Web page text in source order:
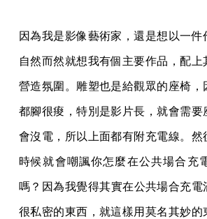
因為我是影像藝術家，還是想以一件
自然而然就想我有個主要作品，配上
營造氛圍。雕塑也是給觀眾的座椅，
都腳很痠，特別是影片長，就會需要
會沒電，所以上面都有附充電線。然
時候就會嘲諷你怎麼在公共場合充
嗎？因為我覺得其實在公共場合充
很私密的東西，就這樣用莫名其妙的